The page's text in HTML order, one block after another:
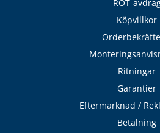
ROT-
Köpvillkor
Ritningar
Garantier
Eftermarknad /
Betalning